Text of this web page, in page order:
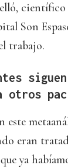
Son
trabajo.
otros
este
eran
ya